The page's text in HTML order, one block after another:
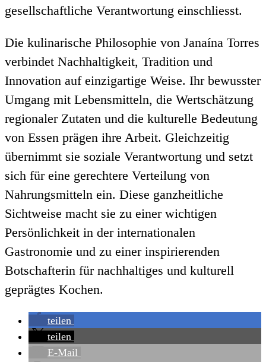
gesellschaftliche Verantwortung einschliesst.
Die kulinarische Philosophie von Janaína Torres
verbindet Nachhaltigkeit, Tradition und
Innovation auf einzigartige Weise. Ihr bewusster
Umgang mit Lebensmitteln, die Wertschätzung
regionaler Zutaten und die kulturelle Bedeutung
von Essen prägen ihre Arbeit. Gleichzeitig
übernimmt sie soziale Verantwortung und setzt
sich für eine gerechtere Verteilung von
Nahrungsmitteln ein. Diese ganzheitliche
Sichtweise macht sie zu einer wichtigen
Persönlichkeit in der internationalen
Gastronomie und zu einer inspirierenden
Botschafterin für nachhaltiges und kulturell
geprägtes Kochen.
teilen
teilen
E-Mail